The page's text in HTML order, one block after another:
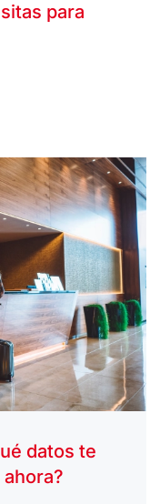
para
datos te